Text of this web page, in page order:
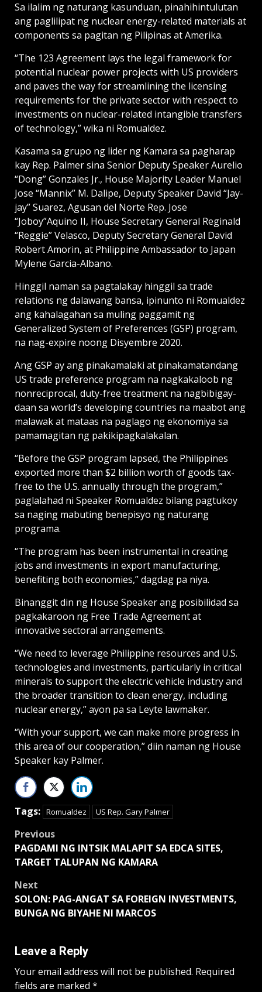
Sa ilalim ng naturang kasunduan, pinahihintulutan
ang paglilipat ng nuclear energy-related materials at
components sa pagitan ng Pilipinas at Amerika.
“The 123 Agreement lays the legal framework for
potential nuclear power projects with US providers
and paves the way for streamlining the licensing
requirements for the private sector with respect to
investments on nuclear-related intangible transfers
of technology,” wika ni Romualdez.
Kasama sa grupo ng lider ng Kamara sa pagharap
kay Rep. Palmer sina Senior Deputy Speaker Aurelio
“Dong” Gonzales Jr., House Majority Leader Manuel
Jose “Mannix” M. Dalipe, Deputy Speaker David “Jay-
jay” Suarez, Agusan del Norte Rep. Jose
“Joboy”Aquino II, House Secretary General Reginald
“Reggie” Velasco, Deputy Secretary General David
Robert Amorin, at Philippine Ambassador to Japan
Mylene Garcia-Albano.
Hinggil naman sa pagtalakay hinggil sa trade
relations ng dalawang bansa, ipinunto ni Romualdez
ang kahalagahan sa muling paggamit ng
Generalized System of Preferences (GSP) program,
na nag-expire noong Disyembre 2020.
Ang GSP ay ang pinakamalaki at pinakamatandang
US trade preference program na nagkakaloob ng
nonreciprocal, duty-free treatment na nagbibigay-
daan sa world’s developing countries na maabot ang
malawak at mataas na paglago ng ekonomiya sa
pamamagitan ng pakikipagkalakalan.
“Before the GSP program lapsed, the Philippines
exported more than $2 billion worth of goods tax-
free to the U.S. annually through the program,”
paglalahad ni Speaker Romualdez bilang pagtukoy
sa naging mabuting benepisyo ng naturang
programa.
“The program has been instrumental in creating
jobs and investments in export manufacturing,
benefiting both economies,” dagdag pa niya.
Binanggit din ng House Speaker ang posibilidad sa
pagkakaroon ng Free Trade Agreement at
innovative sectoral arrangements.
“We need to leverage Philippine resources and U.S.
technologies and investments, particularly in critical
minerals to support the electric vehicle industry and
the broader transition to clean energy, including
nuclear energy,” ayon pa sa Leyte lawmaker.
“With your support, we can make more progress in
this area of our cooperation,” diin naman ng House
Speaker kay Palmer.
Tags: Romualdez US Rep. Gary Palmer
Post
navigation
Previous
PAGDAMI NG INTSIK MALAPIT SA EDCA SITES,
TARGET TALUPAN NG KAMARA
Next
SOLON: PAG-ANGAT SA FOREIGN INVESTMENTS,
BUNGA NG BIYAHE NI MARCOS
Leave a Reply
Your email address will not be published. Required
fields are marked *